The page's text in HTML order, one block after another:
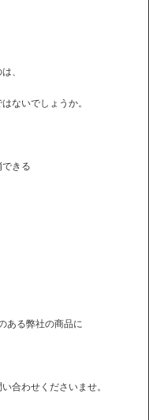
、
ないでしょうか。
きる
ある弊社の商品に
合わせくださいませ。